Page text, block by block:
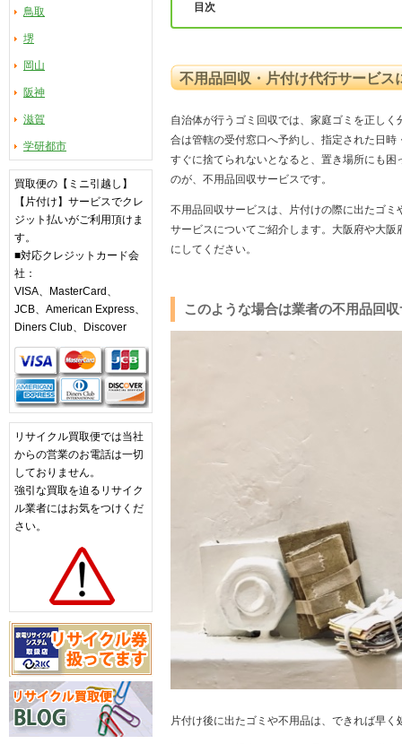
鳥取
堺
岡山
阪神
滋賀
学研都市
買取便の【ミニ引越し】
【片付け】サービスでクレ
ジット払いがご利用頂けま
す。
■対応クレジットカード会
社：
VISA、MasterCard、
JCB、American Express、
Diners Club、Discover
リサイクル買取便では当社
からの営業のお電話は一切
しておりません。
強引な買取を迫るリサイク
ル業者にはお気をつけくだ
さい。
目次
1-1．このような場合は業者の不用
2．部屋の片付けについて
2-1．片付けをしない場合とした場
不用品回収・片付け代行サービス
自治体が行うゴミ回収では、家庭ゴミを正し
合は管轄の受付窓口へ予約し、指定された日
すぐに捨てられないとなると、置き場所にも
のが、不用品回収サービスです。
不用品回収サービスは、片付けの際に出たゴ
サービスについてご紹介します。大阪府や大
にしてください。
このような場合は業者の不用品回
片付け後に出たゴミや不用品は、できれば早